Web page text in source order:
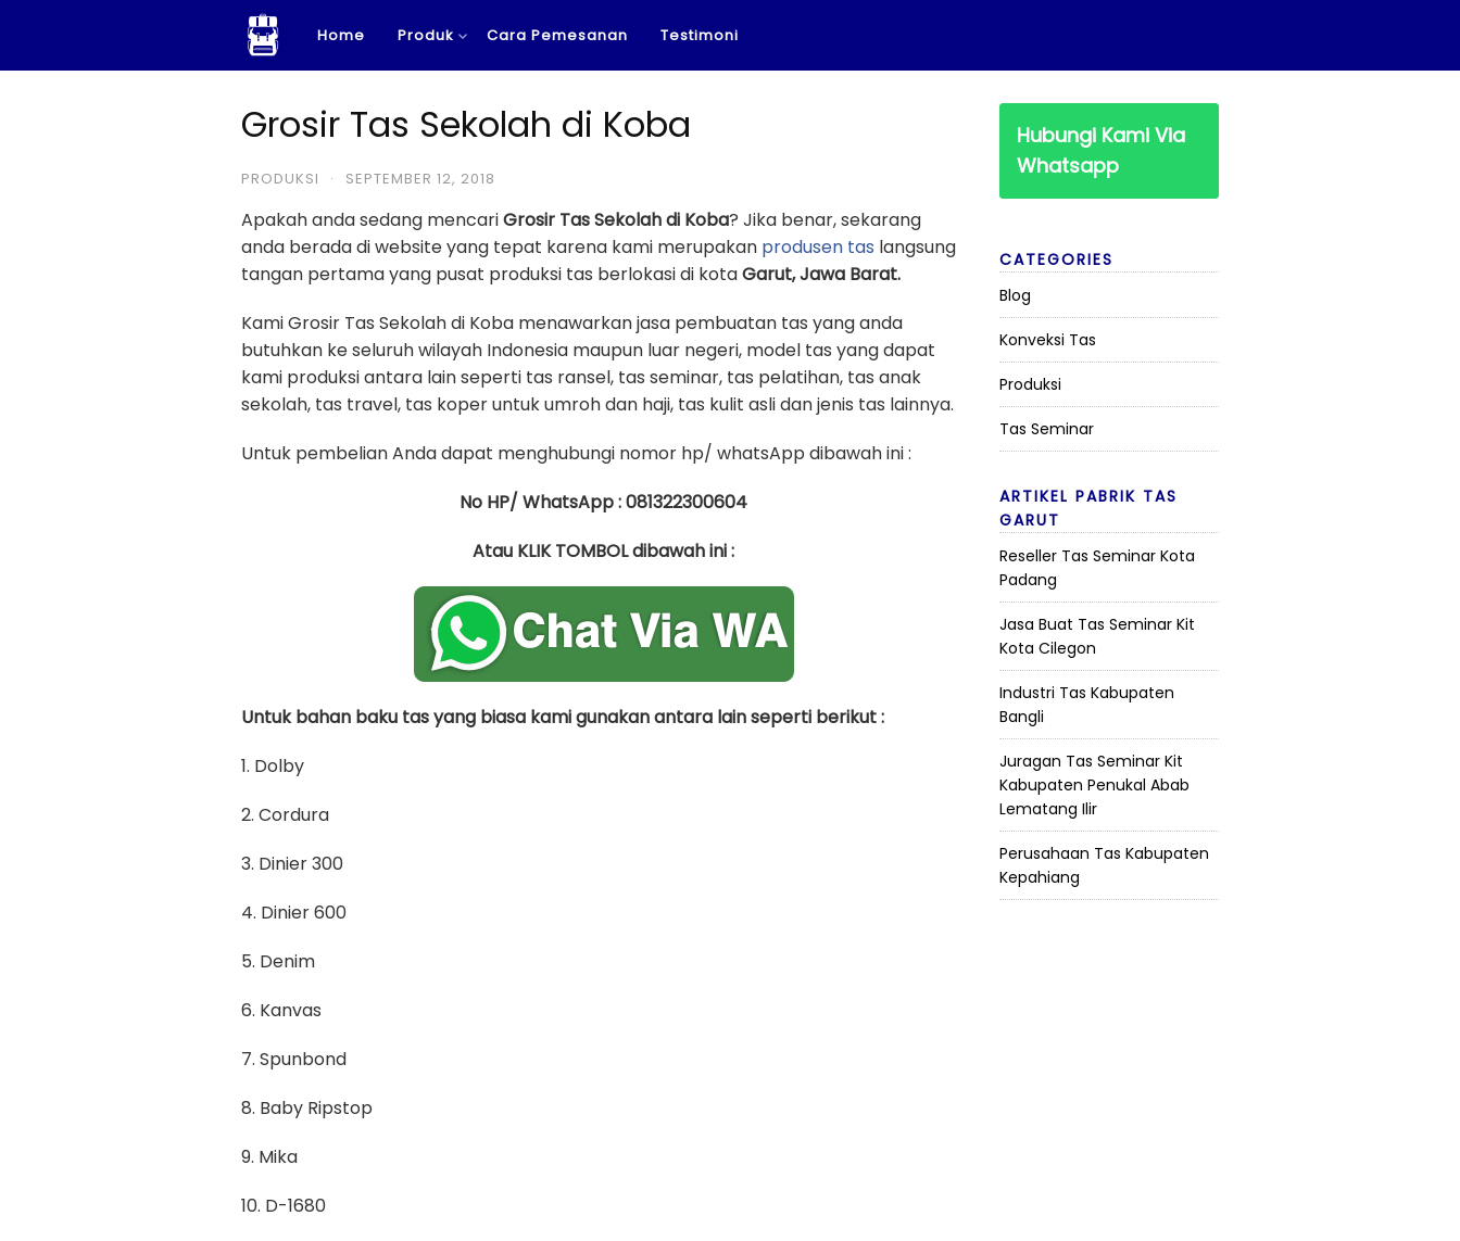
content
Home Produk Cara Pemesanan Testimoni
Grosir Tas Sekolah di Koba
PRODUKSI · SEPTEMBER 12, 2018
Apakah anda sedang mencariGrosir Tas Sekolah di Koba? Jika benar, sekarang
anda berada di website yang tepat karena kami merupakan produsen tas langsung
tangan pertama yang pusat produksi tas berlokasi di kotaGarut, Jawa Barat.
Kami Grosir Tas Sekolah di Koba menawarkan jasa pembuatan tas yang anda
butuhkan ke seluruh wilayah Indonesia maupun luar negeri, model tas yang dapat
kami produksi antara lain seperti tas ransel, tas seminar, tas pelatihan, tas anak
sekolah, tas travel, tas koper untuk umroh dan haji, tas kulit asli dan jenis tas lainnya.
Untuk pembelian Anda dapat menghubungi nomor hp/ whatsApp dibawah ini :
No HP/ WhatsApp : 081322300604
Atau KLIK TOMBOL dibawah ini :
Untuk bahan baku tas yang biasa kami gunakan antara lain seperti berikut :
1. Dolby
2. Cordura
3. Dinier 300
4. Dinier 600
5. Denim
6. Kanvas
7. Spunbond
8. Baby Ripstop
9. Mika
10. D-1680
Hubungi Kami Via
Whatsapp
CATEGORIES
Blog
Konveksi Tas
Produksi
Tas Seminar
ARTIKEL PABRIK TAS
GARUT
Reseller Tas Seminar Kota
Padang
Jasa Buat Tas Seminar Kit
Kota Cilegon
Industri Tas Kabupaten
Bangli
Juragan Tas Seminar Kit
Kabupaten Penukal Abab
Lematang Ilir
Perusahaan Tas Kabupaten
Kepahiang